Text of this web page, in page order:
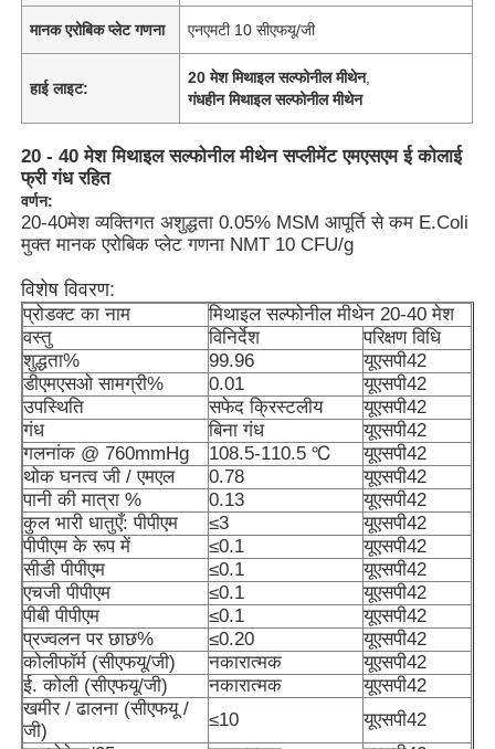
घर
उत्पाद
वीडियो
मानक एरोबिक प्लेट गणना एनएमटी 10 सीएफयू/जी
हाई लाइट:
20 मेश मिथाइल सल्फोनील मीथेन,
गंधहीन मिथाइल सल्फोनील मीथेन
20 - 40 मेश मिथाइल सल्फोनील मीथेन सप्लीमेंट एमएसएम ई कोलाई
फ्री गंध रहित
वर्णन:
20-40मेश व्यक्तिगत अशुद्धता 0.05% MSM आपूर्ति से कम E.Coli
मुक्त मानक एरोबिक प्लेट गणना NMT 10 CFU/g
विशेष विवरण:
प्रोडक्ट का नाम
मिथाइल सल्फोनील मीथेन 20-40 मेश
वस्तु
विनिर्देश
परिक्षण विधि
शुद्धता%
99.96
यूएसपी42
डीएमएसओ सामग्री%
0.01
यूएसपी42
उपस्थिति
सफेद क्रिस्टलीय
यूएसपी42
गंध
बिना गंध
यूएसपी42
गलनांक @ 760mmHg
108.5-110.5 ℃
यूएसपी42
थोक घनत्व जी / एमएल
0.78
यूएसपी42
पानी की मात्रा %
0.13
यूएसपी42
कुल भारी धातुएँ: पीपीएम
≤3
यूएसपी42
पीपीएम के रूप में
≤0.1
यूएसपी42
सीडी पीपीएम
≤0.1
यूएसपी42
एचजी पीपीएम
≤0.1
यूएसपी42
पीबी पीपीएम
≤0.1
यूएसपी42
प्रज्वलन पर छाछ%
≤0.20
यूएसपी42
कोलीफॉर्म (सीएफयू/जी)
नकारात्मक
यूएसपी42
ई. कोली (सीएफयू/जी)
नकारात्मक
यूएसपी42
खमीर / ढालना (सीएफयू /
जी)
≤10
यूएसपी42